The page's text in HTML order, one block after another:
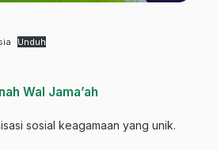
Unduh
Wal Jama’ah
sosial keagamaan yang unik.